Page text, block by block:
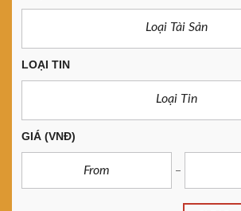
Loại Tài Sản
LOẠI TIN
Loại Tin
GIÁ (VNĐ)